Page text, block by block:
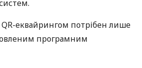
еквайрингом потрібен лише
програмним